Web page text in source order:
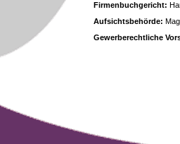
Firmenbuchgericht:
Aufsichtsbehörde:
Gewerberechtliche